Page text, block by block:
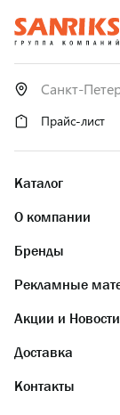
ОПТОМ
И В РОЗНИЦУ
Прайс-лист
Каталог
О компании
Бренды
Рекламные
Акции и Новости
Доставка
Контакты